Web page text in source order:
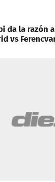
da la razón
vs